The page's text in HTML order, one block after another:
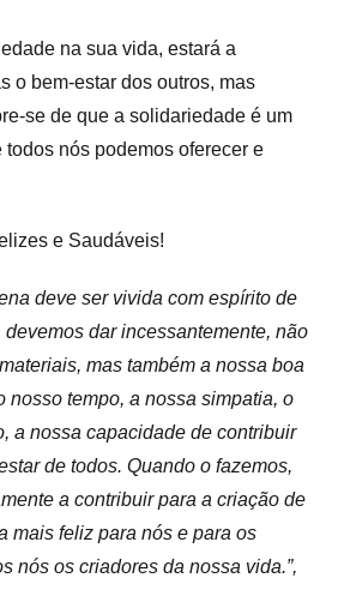
na sua vida, estará a
o bem-estar dos outros, mas
se de que a solidariedade é um
nós podemos oferecer e
e Saudáveis!
deve ser vivida com espírito de
dar incessantemente, não
mas também a nossa boa
nosso tempo, a nossa simpatia, o
a nossa capacidade de contribuir
de todos. Quando o fazemos,
a contribuir para a criação de
mais feliz para nós e para os
nós os criadores da nossa vida.”,